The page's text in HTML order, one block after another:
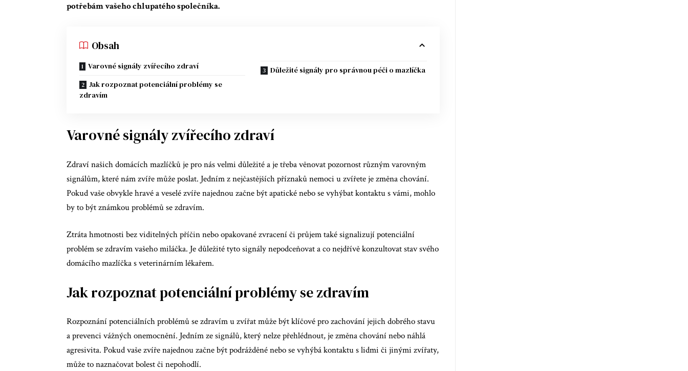
potřebám vašeho chlupatého společníka.
Obsah
Varovné signály zvířecího zdraví
Jak rozpoznat potenciální problémy se
zdravím
Důležité signály pro správnou péči o mazlíčka
Varovné signály zvířecího zdraví
Zdraví našich domácích mazlíčků je pro nás velmi důležité a je třeba věnovat pozornost různým varovným
signálům, které nám zvíře může poslat. Jedním z nejčastějších příznaků nemoci u zvířete je změna chování.
Pokud vaše obvykle hravé a veselé zvíře najednou začne být apatické nebo se vyhýbat kontaktu s vámi, mohlo
by to být známkou problémů se zdravím.
Ztráta hmotnosti bez viditelných příčin nebo opakované zvracení či průjem také signalizují potenciální
problém se zdravím vašeho miláčka. Je důležité tyto signály nepodceňovat a co nejdřívě konzultovat stav svého
domácího mazlíčka s veterinárním lékařem.
Jak rozpoznat potenciální problémy se zdravím
Rozpoznání potenciálních problémů se zdravím u zvířat může být klíčové pro zachování jejich dobrého stavu
a prevenci vážných onemocnění. Jedním ze signálů, který nelze přehlédnout, je změna chování nebo náhlá
agresivita. Pokud vaše zvíře najednou začne být podrážděné nebo se vyhýbá kontaktu s lidmi či jinými zvířaty,
může to naznačovat bolest či nepohodlí.